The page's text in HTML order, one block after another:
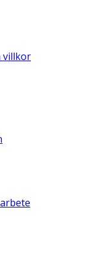
villkor